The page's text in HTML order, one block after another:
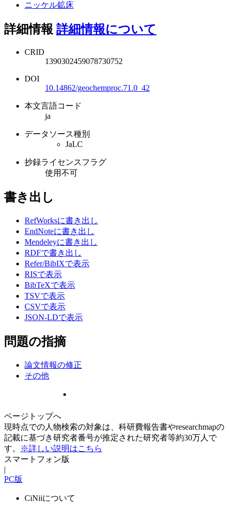
ニッケル鉱床
詳細情報 詳細情報について
CRID
1390302459078730752
DOI
10.14862/geochemproc.71.0_42
本文言語コード
ja
データソース種別
JaLC
抄録ライセンスフラグ
使用不可
書き出し
RefWorksに書き出し
EndNoteに書き出し
Mendeleyに書き出し
RDFで書き出し
Refer/BibIXで表示
RISで表示
BibTeXで表示
TSVで表示
CSVで表示
JSON-LDで表示
問題の指摘
論文情報の修正
その他
ページトップへ
現時点での人物検索の対象は、科研費報告書やresearchmapの
記載に基づき研究者番号が推定された研究者等約30万人で
す。
※詳しい説明はこちら
スマートフォン版
|
PC版
CiNiiについて